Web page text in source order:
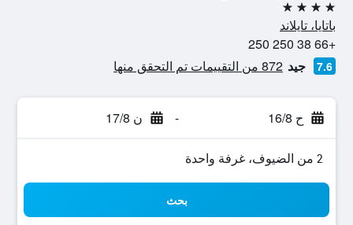
4 نجوم
باتايا، تايلاند
+66 38 250 250
7.6 جيد 872 من التقييمات تم التحقق منها
ح 16/8 - ن 17/8
2 من الضيوف، غرفة واحدة
بحث